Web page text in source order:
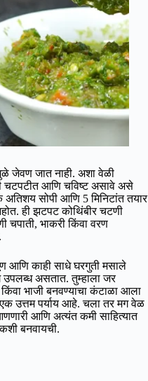
जेवण जात नाही. अशा वेळी
चटपटीत आणि चविष्ट असावे असे
सोपी आणि 5 मिनिटांत तयार
ही झटपट कोथिंबीर चटणी
चपाती, भाकरी किंवा वरण
आणि काही साधे घरगुती मसाले
असतात. तुम्हाला जर
भाजी बनवण्याचा कंटाळा आला
उत्तम पर्याय आहे. चला तर मग वेळ
आणि अत्यंत कमी साहित्यात
बनवायची.